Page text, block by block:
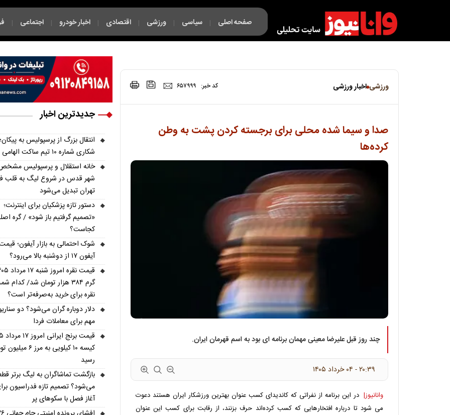
صفحه اصلی | سیاسی | ورزشی | اقتصادی | اخبار خودرو | اجتماعی |
فکت لایف
|
ورزشی اخبار ورزشی کد خبر: ۶۵۷۹۹۹
صدا و سیما شده محلی برای برجسته کردن پشت به وطن
کرده‌ها
چند روز قبل علیرضا معینی مهمان برنامه ای بود به اسم قهرمان ایران.
۲۰:۳۹ - ۰۴ خرداد ۱۴۰۵
وانانیوز| در این برنامه از نفراتی که کاندیدای کسب عنوان بهترین ورزشکار ایران هستند دعوت
می شود تا درباره افتخارهایی که کسب کرده‌اند حرف بزنند، از رقابت برای کسب این عنوان
جدیدترین اخبار
انتقال بزرگ از پرسپولیس به
شکاری شماره ۱۰ تیم ساکت الهامی شد
خانه استقلال و پرسپولیس
شهر قدس در شروع لیگ به قلب
تهران تبدیل می‌شود
دستور تازه پزشکیان برای اینترنت؛
«تصمیم گرفتیم باز شود» / گره
کجاست؟
شوک احتمالی به بازار آیفون؛
آیفون ۱۷ از دوشنبه بالا می‌رود؟
گرم ۳۸۴ هزار تومان شد/
نقره برای خرید به‌صرفه‌تر است؟
دلار دوباره گران می‌شود؟ دو
مهم برای معاملات فردا
کیسه ۱۰ کیلویی به مرز ۶
رسید
بازگشت تماشاگران به لیگ برتر
می‌شود؟ تصمیم تازه فدراسیون
آغاز فصل با سکوهای پر